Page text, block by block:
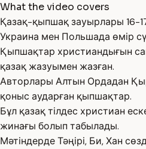
What the video covers
Қазақ-қыпшақ зауырлары 16-
Украина мен Польшада өмір
Қыпшақтар христиандығын
қазақ жазуымен жазған.
Авторлары Алтын Ордадан
қоныс аударған қыпшақтар.
Бұл қазақ тілдес христиан
жинағы болып табылады.
Мәтіндерде Тәңірі, Би, Хан